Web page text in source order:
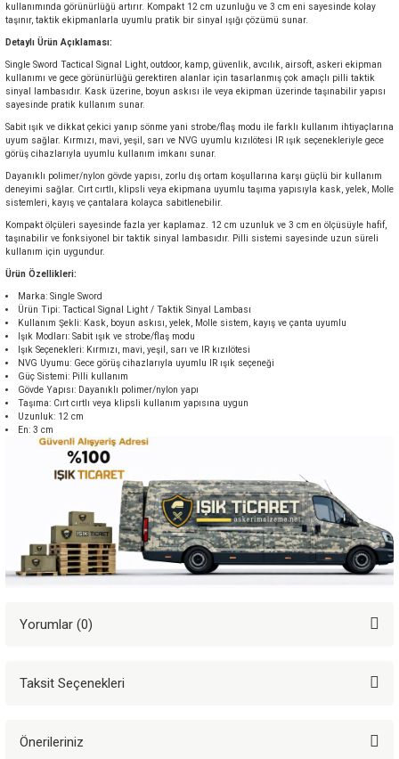
kullanımında görünürlüğü artırır. Kompakt 12 cm uzunluğu ve 3 cm eni sayesinde kolay
taşınır, taktik ekipmanlarla uyumlu pratik bir sinyal ışığı çözümü sunar.
Detaylı Ürün Açıklaması:
Single Sword Tactical Signal Light, outdoor, kamp, güvenlik, avcılık, airsoft, askeri ekipman
kullanımı ve gece görünürlüğü gerektiren alanlar için tasarlanmış çok amaçlı pilli taktik
sinyal lambasıdır. Kask üzerine, boyun askısı ile veya ekipman üzerinde taşınabilir yapısı
sayesinde pratik kullanım sunar.
Sabit ışık ve dikkat çekici yanıp sönme yani strobe/flaş modu ile farklı kullanım ihtiyaçlarına
uyum sağlar. Kırmızı, mavi, yeşil, sarı ve NVG uyumlu kızılötesi IR ışık seçenekleriyle gece
görüş cihazlarıyla uyumlu kullanım imkanı sunar.
Dayanıklı polimer/nylon gövde yapısı, zorlu dış ortam koşullarına karşı güçlü bir kullanım
deneyimi sağlar. Cırt cırtlı, klipsli veya ekipmana uyumlu taşıma yapısıyla kask, yelek, Molle
sistemleri, kayış ve çantalara kolayca sabitlenebilir.
Kompakt ölçüleri sayesinde fazla yer kaplamaz. 12 cm uzunluk ve 3 cm en ölçüsüyle hafif,
taşınabilir ve fonksiyonel bir taktik sinyal lambasıdır. Pilli sistemi sayesinde uzun süreli
kullanım için uygundur.
Ürün Özellikleri:
Marka: Single Sword
Ürün Tipi: Tactical Signal Light / Taktik Sinyal Lambası
Kullanım Şekli: Kask, boyun askısı, yelek, Molle sistem, kayış ve çanta uyumlu
Işık Modları: Sabit ışık ve strobe/flaş modu
Işık Seçenekleri: Kırmızı, mavi, yeşil, sarı ve IR kızılötesi
NVG Uyumu: Gece görüş cihazlarıyla uyumlu IR ışık seçeneği
Güç Sistemi: Pilli kullanım
Gövde Yapısı: Dayanıklı polimer/nylon yapı
Taşıma: Cırt cırtlı veya klipsli kullanım yapısına uygun
Uzunluk: 12 cm
En: 3 cm
Yorumlar (0)
Taksit Seçenekleri
Önerileriniz